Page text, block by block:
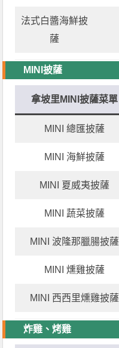
法式白醬海鮮披
薩
MINI披薩
拿坡里MINI披薩菜單
MINI 總匯披薩
MINI 海鮮披薩
MINI 夏威夷披薩
MINI 蔬菜披薩
MINI 波隆那臘腸披薩
MINI 燻雞披薩
MINI 西西里燻雞披薩
炸雞、烤雞